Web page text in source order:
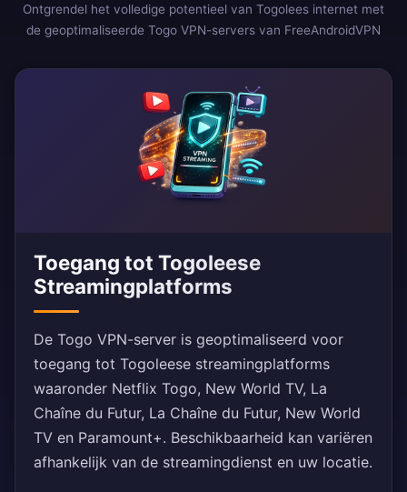
Ontgrendel het volledige potentieel van Togolees internet met
de geoptimaliseerde Togo VPN-servers van FreeAndroidVPN
Toegang tot Togoleese
Streamingplatforms
De Togo VPN-server is geoptimaliseerd voor
toegang tot Togoleese streamingplatforms
waaronder Netflix Togo, New World TV, La
Chaîne du Futur, La Chaîne du Futur, New World
TV en Paramount+. Beschikbaarheid kan variëren
afhankelijk van de streamingdienst en uw locatie.